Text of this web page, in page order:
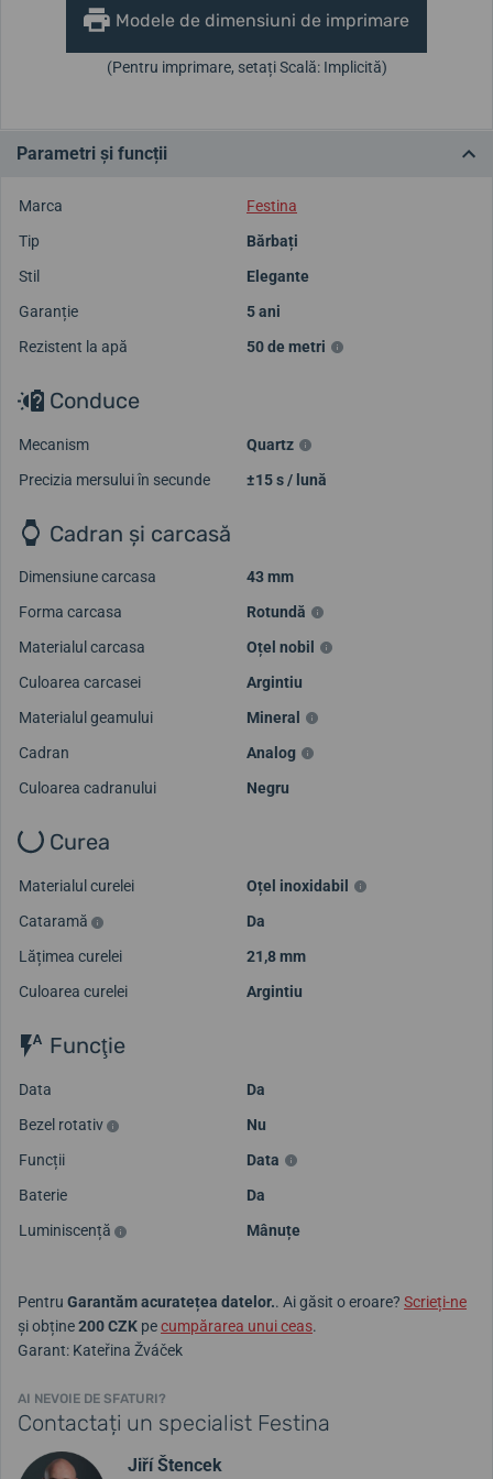
Modele de dimensiuni de imprimare
(Pentru imprimare, setați Scală: Implicită)
Parametri și funcții
Marca
Festina
Tip
Bărbați
Stil
Elegante
Garanție
5 ani
Rezistent la apă
50 de metri
Conduce
Mecanism
Quartz
Precizia mersului în secunde
±15 s / lună
Cadran și carcasă
Dimensiune carcasa
43 mm
Forma carcasa
Rotundă
Materialul carcasa
Oțel nobil
Culoarea carcasei
Argintiu
Materialul geamului
Mineral
Cadran
Analog
Culoarea cadranului
Negru
Curea
Materialul curelei
Oțel inoxidabil
Cataramă
Da
Lățimea curelei
21,8 mm
Culoarea curelei
Argintiu
Funcţie
Data
Da
Bezel rotativ
Nu
Funcții
Data
Baterie
Da
Luminiscență
Mânuțe
Pentru Garantăm acuratețea datelor.. Ai găsit o eroare? Scrieți-ne
și obține200 CZK pecumpărarea unui ceas.
Garant: Kateřina Žváček
AI NEVOIE DE SFATURI?
Contactați un specialist Festina
Jiří Štencek